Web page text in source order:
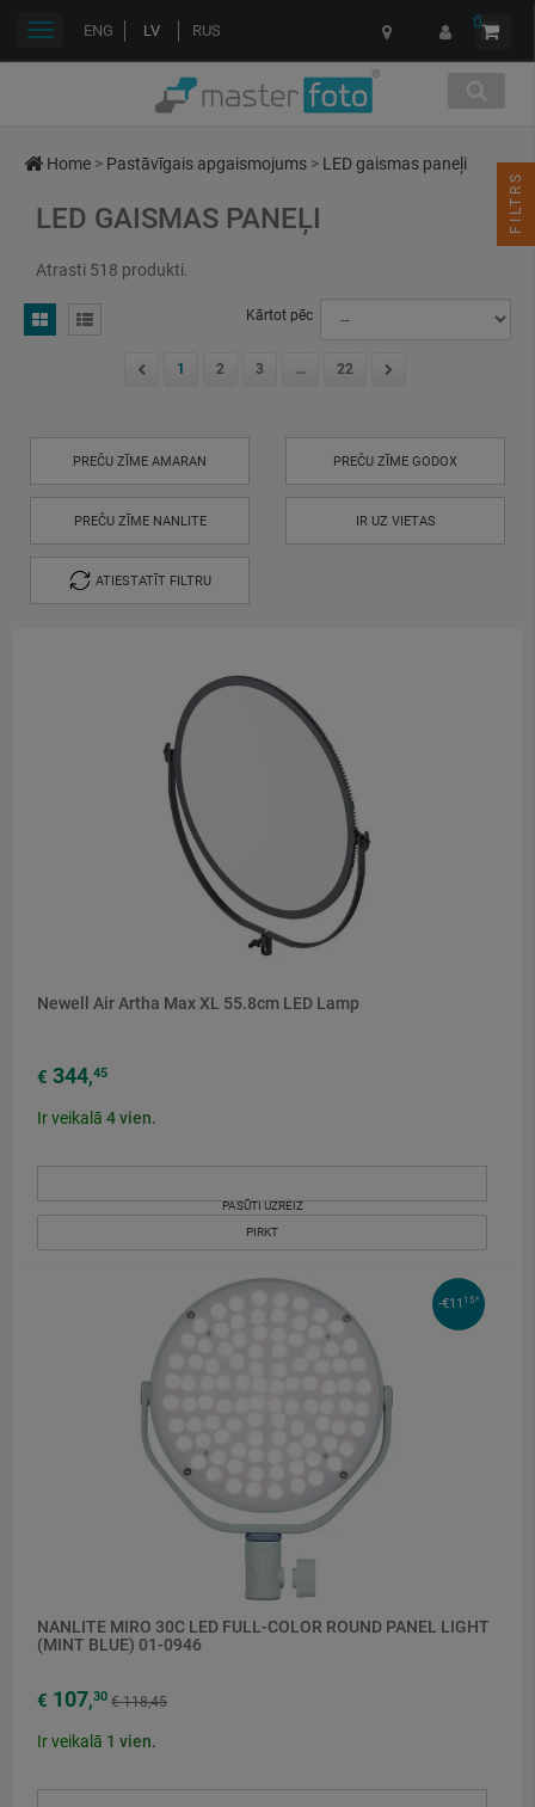
ENG LV RUS 0
Toggle
Home > Pastāvīgais apgaismojums > LED gaismas paneļi
LED GAISMAS PANEĻI
Atrasti 518 produkti.
Kārtot pēc
1 2 3 ... 22
PREČU ZĪME AMARAN PREČU ZĪME GODOX
PREČU ZĪME NANLITE IR UZ VIETAS
ATIESTATĪT FILTRU
Newell Air Artha Max XL 55.8cm LED Lamp
€ 344,45
Ir veikalā 4vien.
PASŪTI UZREIZ
PIRKT
-€11 15*
NANLITE MIRO 30C LED FULL-COLOR ROUND PANEL LIGHT
(MINT BLUE) 01-0946
€ 107,30 € 118,45
Ir veikalā 1 vien.
FILTRS